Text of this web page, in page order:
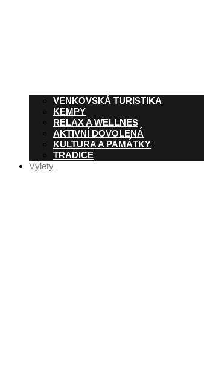
VENKOVSKÁ TURISTIKA
KEMPY
RELAX A WELLNES
AKTIVNÍ DOVOLENÁ
KULTURA A PAMÁTKY
TRADICE
Výlety